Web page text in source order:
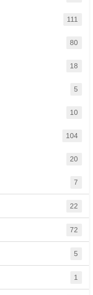
111
80
18
5
10
104
20
7
22
72
5
1